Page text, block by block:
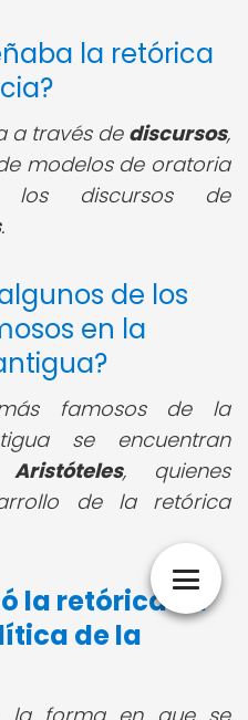
la retórica
a través de discursos,
modelos de oratoria
los discursos de
.
de los
en la
famosos de la
se encuentran
Aristóteles, quienes
de la retórica
la retórica en
de la